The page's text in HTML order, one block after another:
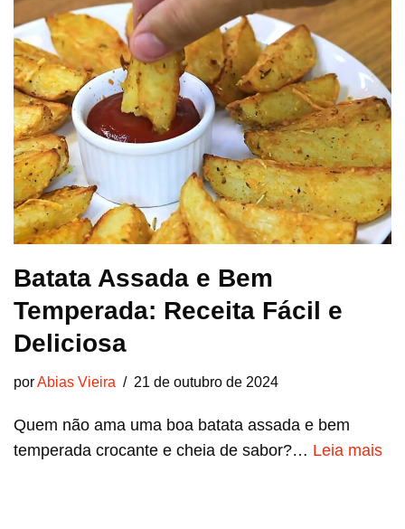
Batata Assada e Bem
Temperada: Receita Fácil e
Deliciosa
porAbias Vieira 21 de outubro de 2024
Quem não ama uma boa batata assada e bem
temperada crocante e cheia de sabor?… Leia mais